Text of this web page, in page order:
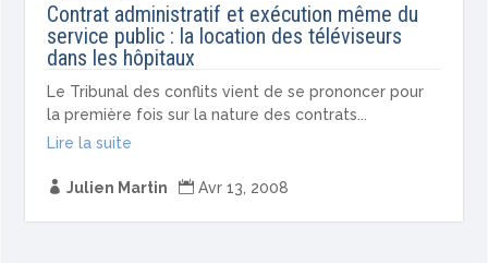
Contrat administratif et exécution même du
service public : la location des téléviseurs
dans les hôpitaux
Le Tribunal des conflits vient de se prononcer pour
la première fois sur la nature des contrats...
Lire la suite
 Julien Martin  Avr 13, 2008